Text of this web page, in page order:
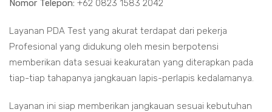
Nomor Telepon: +62 0823 1583 2042
Layanan PDA Test yang akurat terdapat dari pekerja
Profesional yang didukung oleh mesin berpotensi
memberikan data sesuai keakuratan yang diterapkan pada
tiap-tiap tahapanya jangkauan lapis-perlapis kedalamanya.
Layanan ini siap memberikan jangkauan sesuai kebutuhan